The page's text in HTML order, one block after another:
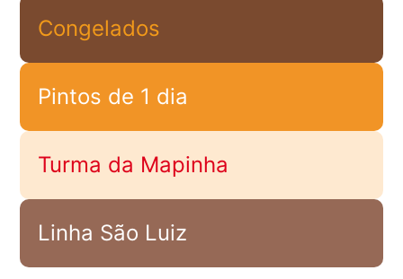
Congelados
Pintos de 1 dia
Turma da Mapinha
Linha São Luiz